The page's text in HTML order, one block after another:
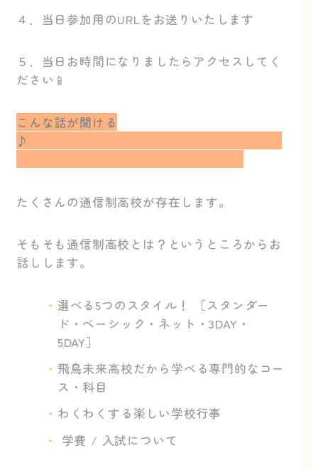
４．当日参加用のURLをお送りいたします
５．当日お時間になりましたらアクセスしてく
ださい📱
こんな話が聞ける
♪
たくさんの通信制高校が存在します。
そもそも通信制高校とは？というところからお
話しします。
選べる5つのスタイル！ ［スタンダー
ド・ベーシック・ネット・3DAY・
5DAY］
飛鳥未来高校だから学べる専門的なコー
ス・科目
わくわくする楽しい学校行事
学費 / 入試について